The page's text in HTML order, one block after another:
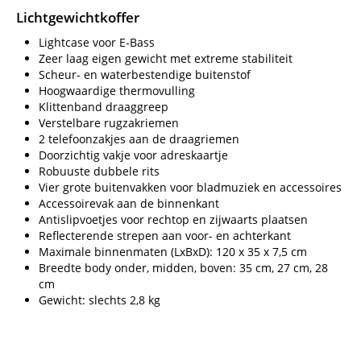
Lichtgewichtkoffer
Lightcase voor E-Bass
Zeer laag eigen gewicht met extreme stabiliteit
Scheur- en waterbestendige buitenstof
Hoogwaardige thermovulling
Klittenband draaggreep
Verstelbare rugzakriemen
2 telefoonzakjes aan de draagriemen
Doorzichtig vakje voor adreskaartje
Robuuste dubbele rits
Vier grote buitenvakken voor bladmuziek en accessoires
Accessoirevak aan de binnenkant
Antislipvoetjes voor rechtop en zijwaarts plaatsen
Reflecterende strepen aan voor- en achterkant
Maximale binnenmaten (LxBxD): 120 x 35 x 7,5 cm
Breedte body onder, midden, boven: 35 cm, 27 cm, 28
cm
Gewicht: slechts 2,8 kg